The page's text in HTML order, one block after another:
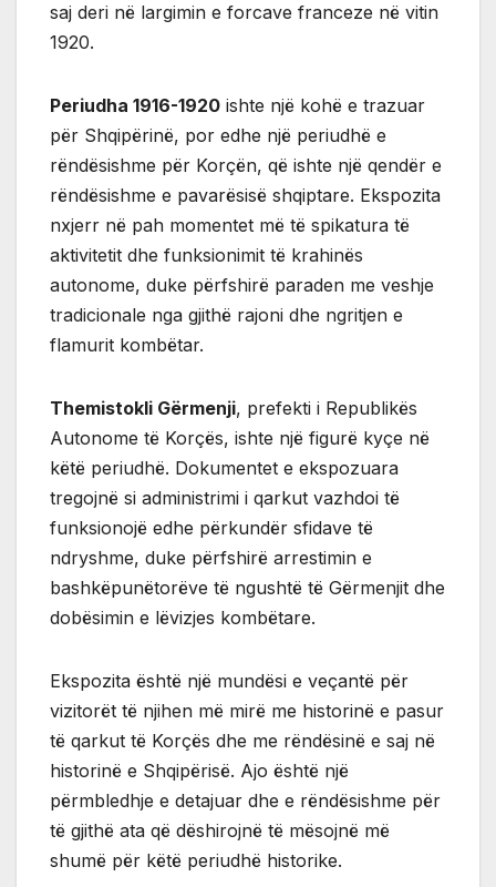
saj deri në largimin e forcave franceze në vitin
1920.
Periudha 1916-1920 ishte një kohë e trazuar
për Shqipërinë, por edhe një periudhë e
rëndësishme për Korçën, që ishte një qendër e
rëndësishme e pavarësisë shqiptare. Ekspozita
nxjerr në pah momentet më të spikatura të
aktivitetit dhe funksionimit të krahinës
autonome, duke përfshirë paraden me veshje
tradicionale nga gjithë rajoni dhe ngritjen e
flamurit kombëtar.
Themistokli Gërmenji, prefekti i Republikës
Autonome të Korçës, ishte një figurë kyçe në
këtë periudhë. Dokumentet e ekspozuara
tregojnë si administrimi i qarkut vazhdoi të
funksionojë edhe përkundër sfidave të
ndryshme, duke përfshirë arrestimin e
bashkëpunëtorëve të ngushtë të Gërmenjit dhe
dobësimin e lëvizjes kombëtare.
Ekspozita është një mundësi e veçantë për
vizitorët të njihen më mirë me historinë e pasur
të qarkut të Korçës dhe me rëndësinë e saj në
historinë e Shqipërisë. Ajo është një
përmbledhje e detajuar dhe e rëndësishme për
të gjithë ata që dëshirojnë të mësojnë më
shumë për këtë periudhë historike.